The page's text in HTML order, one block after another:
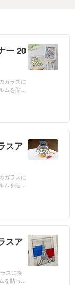
ー 20
ラスに
を貼っ
スア
ラスに
を貼っ
スア
スに接
貼って